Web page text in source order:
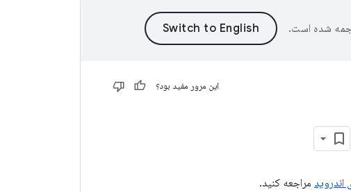
شده است.
این مرور مفید بود؟
مراجعه کنید.